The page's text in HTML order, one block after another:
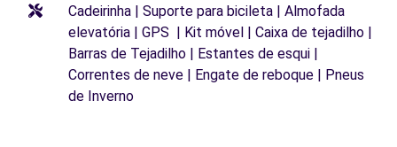
Cadeirinha | Suporte para bicileta | Almofada
elevatória | GPS | Kit móvel | Caixa de tejadilho |
Barras de Tejadilho | Estantes de esqui |
Correntes de neve | Engate de reboque | Pneus
de Inverno